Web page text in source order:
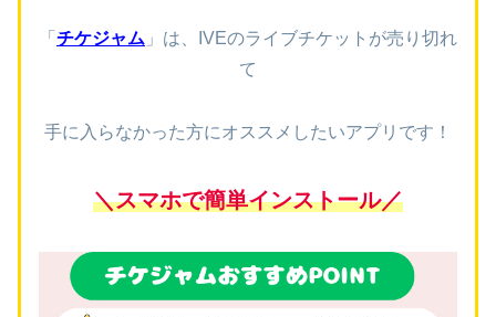
「 チケジャム 」は、 IVEのライブチケットが売り切れ
て
手に入らなかった方にオススメしたいアプリです！
＼スマホで簡単インストール／